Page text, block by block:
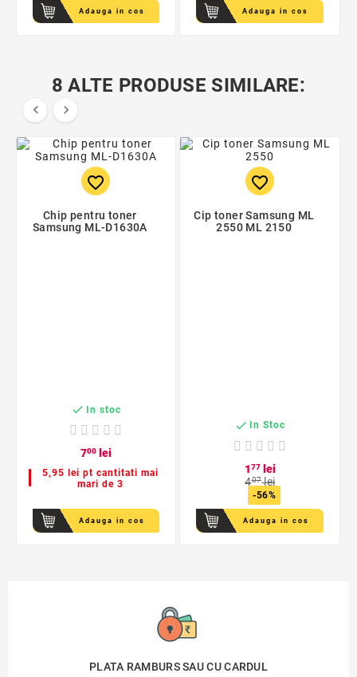
Adauga in cos Adauga in cos
8 ALTE PRODUSE SIMILARE:
 
favorite_border
Chip pentru toner
Samsung ML-D1630A
 In stoc
700lei
5,95 lei pt cantitati mai
mari de 3
Adauga in cos
favorite_border
Cip toner Samsung ML
2550 ML 2150
 In Stoc
177lei
407lei
-56%
Adauga in cos
PLATA RAMBURS SAU CU CARDUL